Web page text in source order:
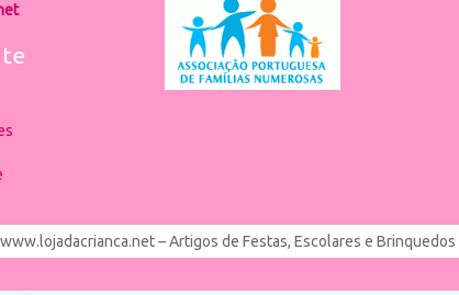
– Artigos de Festas, Escolares e Brinquedos |